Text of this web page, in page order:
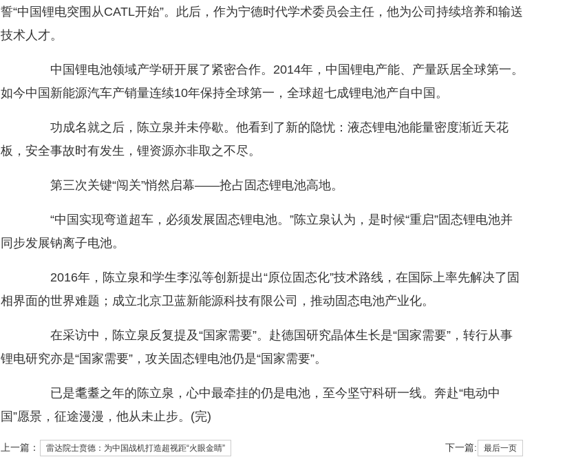
誓“中国锂电突围从CATL开始”。此后，作为宁德时代学术委员会主任，他为公司持续培养和输送
技术人才。
中国锂电池领域产学研开展了紧密合作。2014年，中国锂电产能、产量跃居全球第一。
如今中国新能源汽车产销量连续10年保持全球第一，全球超七成锂电池产自中国。
功成名就之后，陈立泉并未停歇。他看到了新的隐忧：液态锂电池能量密度渐近天花
板，安全事故时有发生，锂资源亦非取之不尽。
第三次关键“闯关”悄然启幕——抢占固态锂电池高地。
“中国实现弯道超车，必须发展固态锂电池。”陈立泉认为，是时候“重启”固态锂电池并
同步发展钠离子电池。
2016年，陈立泉和学生李泓等创新提出“原位固态化”技术路线，在国际上率先解决了固
相界面的世界难题；成立北京卫蓝新能源科技有限公司，推动固态电池产业化。
在采访中，陈立泉反复提及“国家需要”。赴德国研究晶体生长是“国家需要”，转行从事
锂电研究亦是“国家需要”，攻关固态锂电池仍是“国家需要”。
已是耄耋之年的陈立泉，心中最牵挂的仍是电池，至今坚守科研一线。奔赴“电动中
国”愿景，征途漫漫，他从未止步。(完)
上一篇： 雷达院士贲德：为中国战机打造超视距“火眼金睛” 下一篇: 最后一页